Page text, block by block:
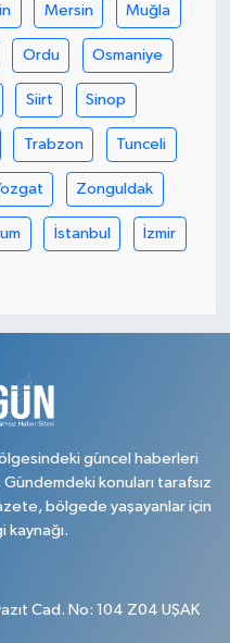
Mersin Muğla
Ordu Osmaniye
Siirt Sinop
Trabzon Tunceli
Zonguldak
İstanbul İzmir
güncel haberleri
konuları tarafsız
bölgede yaşayanlar için
kaynağı.
Cad. No: 104 Z04 UŞAK